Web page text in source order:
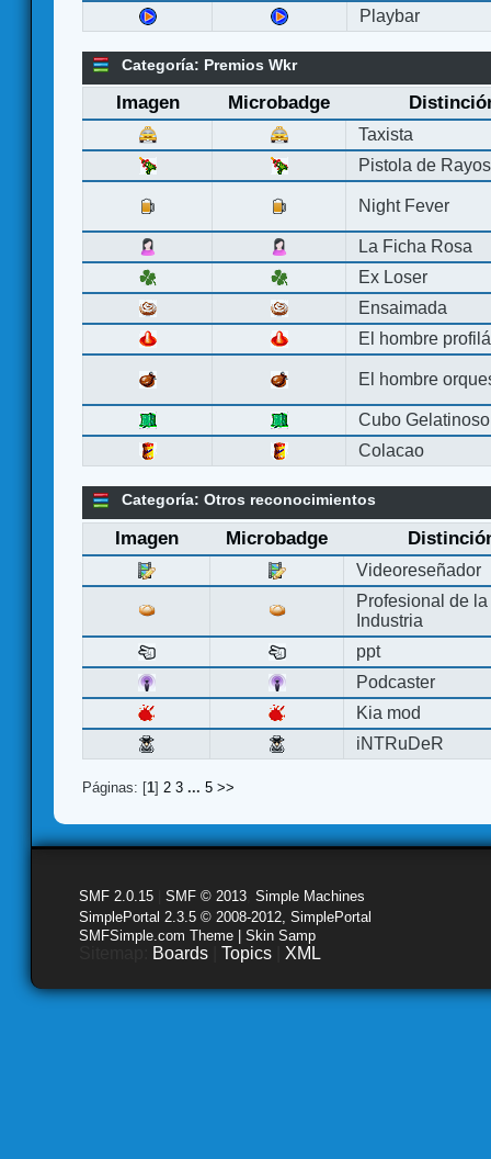
Playbar
Categoría: Premios Wkr
Imagen Microbadge
Taxista
Pistola de Rayos
Night Fever
La Ficha Rosa
Ex Loser
Ensaimada
El hombre
El hombre
Cubo Gelatinoso
Colacao
Categoría: Otros reconocimientos
Imagen Microbadge
Videoreseñador
Profesional de la
Industria
ppt
Podcaster
Kia mod
iNTRuDeR
Páginas: [1] 2 3 ... 5 >>
SMF 2.0.15 SMF © 2013 Simple Machines
SimplePortal 2.3.5 © 2008-2012, SimplePortal
SMFSimple.com Theme | Skin Samp
Boards Topics XML